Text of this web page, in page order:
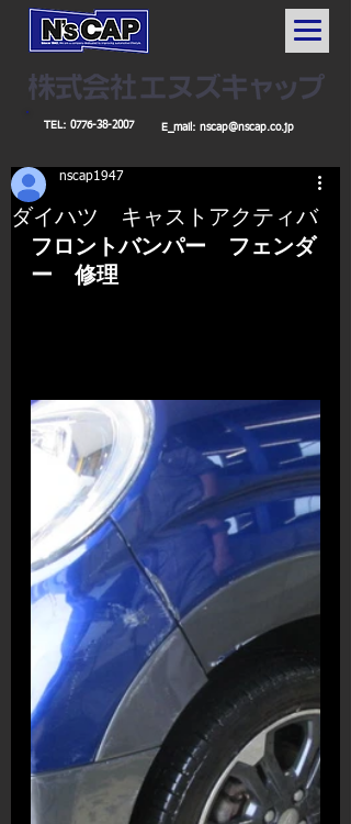
TEL: 0776-38-2007 E_mail: nscap@nscap.co.jp
ダイハツ キャストアクティバ
nscap1947
フロントバンパー　フェンダ
ー　修理